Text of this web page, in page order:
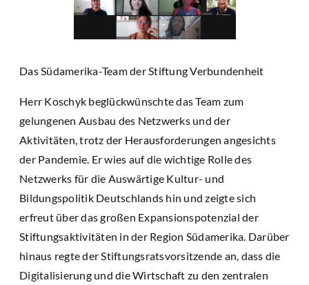
Das Südamerika-Team der Stiftung Verbundenheit
Herr Koschyk beglückwünschte das Team zum
gelungenen Ausbau des Netzwerks und der
Aktivitäten, trotz der Herausforderungen angesichts
der Pandemie. Er wies auf die wichtige Rolle des
Netzwerks für die Auswärtige Kultur- und
Bildungspolitik Deutschlands hin und zeigte sich
erfreut über das großen Expansionspotenzial der
Stiftungsaktivitäten in der Region Südamerika. Darüber
hinaus regte der Stiftungsratsvorsitzende an, dass die
Digitalisierung und die Wirtschaft zu den zentralen